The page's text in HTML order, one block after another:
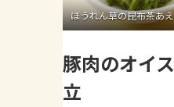
ほうれん草の昆布茶あえ
豚肉のオイ
立